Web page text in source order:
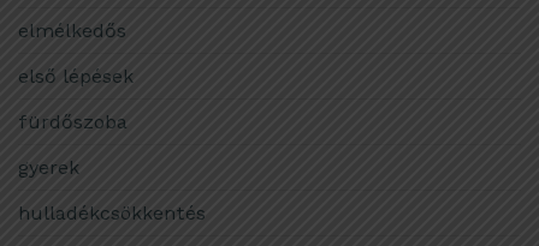
elmélkedős
első lépések
fürdőszoba
gyerek
hulladékcsökkentés